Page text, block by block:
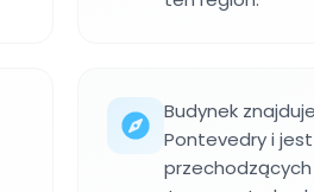
Budynek
Pontevedry i
przechodzących